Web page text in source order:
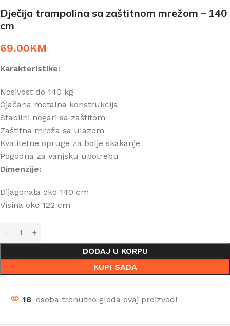
Dječija trampolina sa zaštitnom mrežom – 140
cm
69.00KM
Karakteristike:
Nosivost do 140 kg
Ojačana metalna konstrukcija
Stabilni nogari sa zaštitom
Zaštitna mreža sa ulazom
Kvalitetne opruge za bolje skakanje
Pogodna za vanjsku upotrebu
Dimenzije:
Dijagonala oko 140 cm
Visina oko 122 cm
DODAJ U KORPU
KUPI SADA
18 osoba trenutno gleda ovaj proizvod!